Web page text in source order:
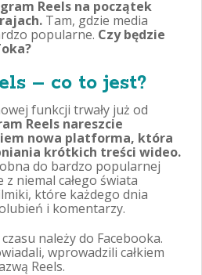
Reels na początek
Tam, gdzie media
popularne. Czy będzie
– co to jest?
funkcji trwały już od
Reels nareszcie
nowa platforma, która
krótkich treści wideo.
do bardzo popularnej
niemal całego świata
które każdego dnia
i komentarzy.
należy do Facebooka.
wprowadzili całkiem
Reels.